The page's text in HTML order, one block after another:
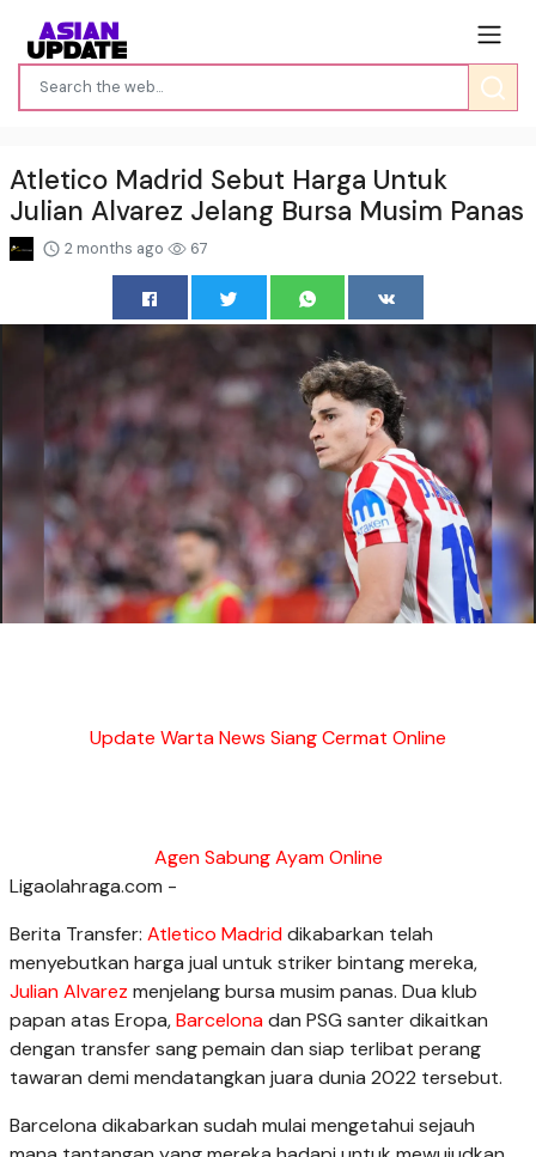
Atletico Madrid Sebut Harga Untuk
Julian Alvarez Jelang Bursa Musim Panas
2 months ago 67
Update Warta News Siang Cermat Online
Agen Sabung Ayam Online
Ligaolahraga.com -
Berita Transfer: Atletico Madriddikabarkan telah
menyebutkan harga jual untuk striker bintang mereka,
Julian Alvarez menjelang bursa musim panas. Dua klub
papan atas Eropa,Barcelonadan PSG santer dikaitkan
dengan transfer sang pemain dan siap terlibat perang
tawaran demi mendatangkan juara dunia 2022 tersebut.
Barcelona dikabarkan sudah mulai mengetahui sejauh